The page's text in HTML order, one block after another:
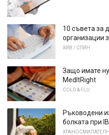
10 съвета за
организации
ХИВ / СПИН
Защо имате
MedItRight
COLD & FLU
Ръководени
болката при